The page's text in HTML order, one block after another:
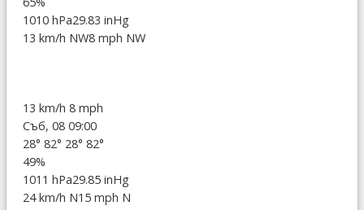
1010 hPa29.83 inHg
13 km/h NW8 mph NW
13 km/h 8 mph
Съб, 08 09:00
28° 82° 28° 82°
49%
1011 hPa29.85 inHg
24 km/h N15 mph N